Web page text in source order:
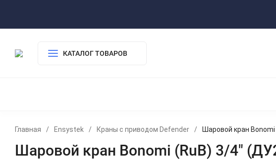
КАТАЛОГ ТОВАРОВ
Главная / Ensystek / Краны с приводом Defender / Шаровой кран
Шаровой кран Bonomi (RuB) 3/4"